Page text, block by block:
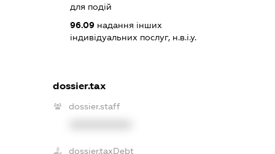
для подій
96.09 надання інших
індивідуальних послуг, н.в.і.у.
dossier.tax
dossier.staff
dossier.taxDebt